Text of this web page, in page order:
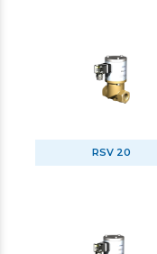
RSV 20